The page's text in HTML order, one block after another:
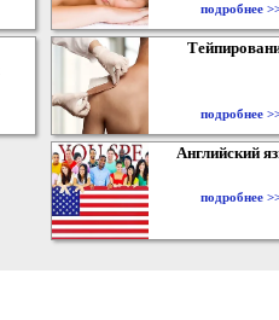
подробнее
подробнее
Английский
подробнее